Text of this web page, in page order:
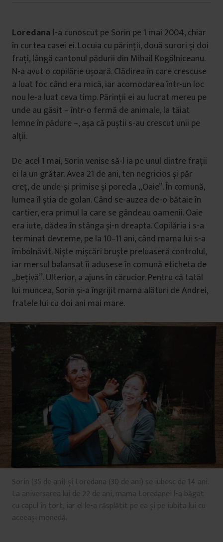
Loredana l-a cunoscut pe Sorin pe 1 mai 2004, chiar
în curtea casei ei. Locuia cu părinții, două surori și doi
frați, lângă cantonul pădurii din Mihail Kogălniceanu.
N-a avut o copilărie ușoară. Clădirea în care crescuse
a luat foc când era mică, iar acomodarea într-un loc
nou le-a luat ceva timp. Părinții ei au lucrat mereu pe
unde au găsit – într-o fermă de animale, la tăiat
lemne în pădure –, așa că puștii s-au crescut unii pe
alții.
De-acel 1 mai, Sorin venise să-l ia pe unul dintre frații
ei la un grătar. Avea 21 de ani, ten negricios și păr
creț, de unde-și primise și porecla „Oaie”. În comună,
lumea îl știa de golan. Când se-auzea de-o bătaie în
cartier, era primul la care se gândeau oamenii. Oaie
era iute, dădea în stânga și-n dreapta. Copilăria i s-a
terminat devreme, pe la 10–11 ani, când mama lui s-a
îmbolnăvit. Niște mișcări bruște preluaseră controlul,
iar mersul balansat îi adusese în comună eticheta de
„bețivă”. Ulterior, a ajuns în cărucior. Pentru că tatăl
lui muncea, Sorin și-a îngrijit mama alături de Andrei,
fratele lui cu doi ani mai mare.
Sorin (35 de ani) și Loredana (30 de ani) se iubesc de 14 ani.
La aniversarea lui de 22 de ani, mama Loredanei l-a băgat
cu capul în tort, iar el le-a răsplătit pe ea și pe iubita lui cu
aceeași monedă.